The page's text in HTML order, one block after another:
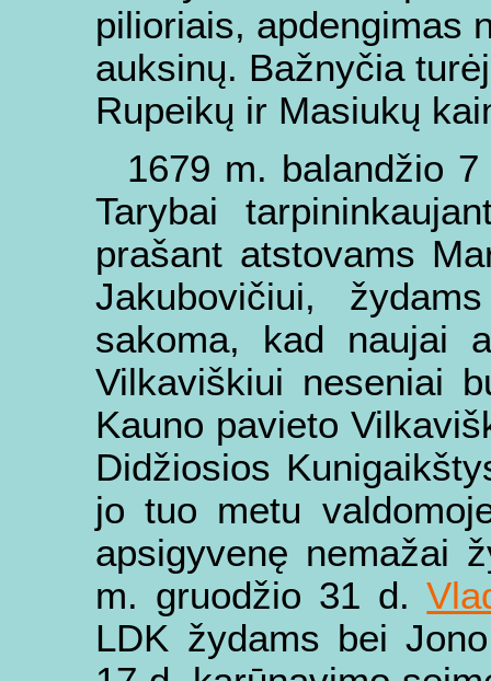
pilioriais, apdengimas
auksinų. Bažnyčia
Rupeikų ir Masiukų
1679 m. balandžio
Tarybai
prašant atstovams
Jakubovičiui,
sakoma, kad naujai
Vilkaviškiui neseniai
Kauno pavieto
Didžiosios
jo tuo metu
apsigyvenę nemažai
m. gruodžio 31 d.
LDK žydams bei